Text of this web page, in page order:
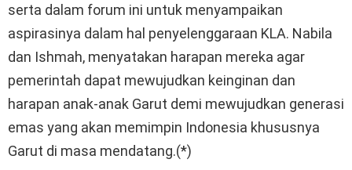
serta dalam forum ini untuk menyampaikan
aspirasinya dalam hal penyelenggaraan KLA. Nabila
dan Ishmah, menyatakan harapan mereka agar
pemerintah dapat mewujudkan keinginan dan
harapan anak-anak Garut demi mewujudkan generasi
emas yang akan memimpin Indonesia khususnya
Garut di masa mendatang.(*)